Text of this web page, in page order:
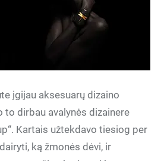
įgijau aksesuarų dizaino
to dirbau avalynės dizainere
Kartais užtekdavo tiesiog per
ką žmonės dėvi, ir